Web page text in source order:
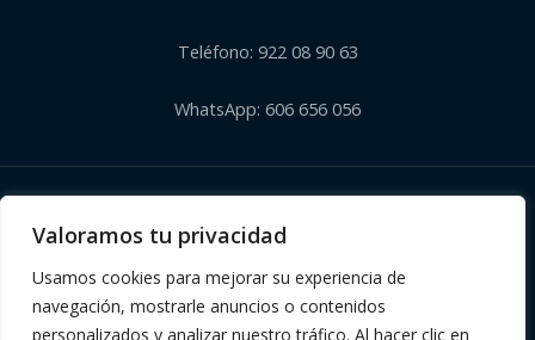
Valoramos tu privacidad
Usamos cookies para mejorar su experiencia de
navegación, mostrarle anuncios o contenidos
personalizados y analizar nuestro tráfico. Al hacer clic en
Teléfono: 922 08 90 63
WhatsApp: 606 656 056